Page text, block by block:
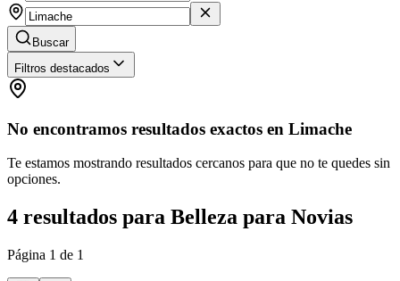
Buscar
Filtros destacados
No encontramos resultados exactos en Limache
Te estamos mostrando resultados cercanos para que no te quedes sin
opciones.
4 resultados para Belleza para Novias
Página 1 de 1